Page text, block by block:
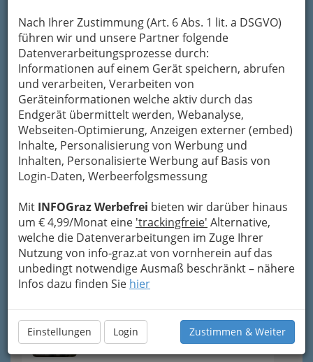
Nach Ihrer Zustimmung (Art. 6 Abs. 1 lit. a DSGVO)
führen wir und unsere Partner folgende
Datenverarbeitungsprozesse durch:
Informationen auf einem Gerät speichern, abrufen
und verarbeiten, Verarbeiten von
Geräteinformationen welche aktiv durch das
Endgerät übermittelt werden, Webanalyse,
Webseiten-Optimierung, Anzeigen externer (embed)
Inhalte, Personalisierung von Werbung und
Inhalten, Personalisierte Werbung auf Basis von
Login-Daten, Werbeerfolgsmessung
Mit INFOGraz Werbefrei bieten wir darüber hinaus
um € 4,99/Monat eine 'trackingfreie' Alternative,
welche die Datenverarbeitungen im Zuge Ihrer
Nutzung von info-graz.at von vornherein auf das
unbedingt notwendige Ausmaß beschränkt – nähere
Infos dazu finden Sie hier
Einstellungen Login Zustimmen & Weiter
Navigation
Kaffeerestaurant -
Restaurantkaffee
Automatenausschank
Imbissstand - Imbissstube